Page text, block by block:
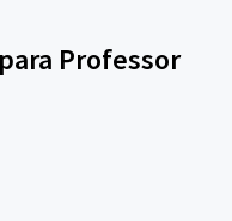
Professor